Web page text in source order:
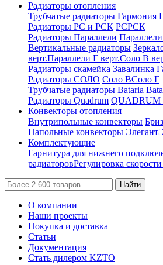
Радиаторы отопления
Трубчатые радиаторы Гармония
Радиаторы РС и РСК РСРСК
Радиаторы Параллели
Вертикальные радиаторы
верт.Параллели Г верт.Соло В
Радиаторы скамейка Завалинка
Радиаторы СОЛО Соло ВСоло Г
Трубчатые радиаторы Bataria
Радиаторы Quadrum QUADRUM
Конвекторы отопления
Внутрипольные конвекторы Бриз
Напольные конвекторы Элегант
Комплектующие
Гарнитура для нижнего
радиаторовРегулировка
Найти
О компании
Наши проекты
Покупка и доставка
Статьи
Документация
Стать дилером KZTO